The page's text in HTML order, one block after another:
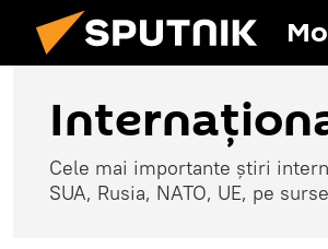
Cele mai importante știri
SUA, Rusia, NATO, UE, pe